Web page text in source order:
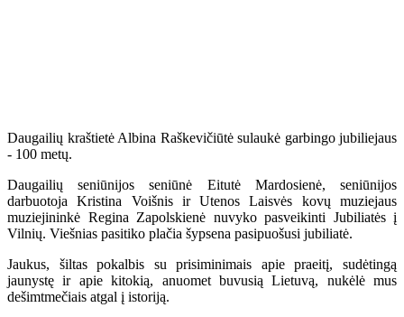
Daugailių kraštietė Albina Raškevičiūtė sulaukė garbingo jubiliejaus
- 100 metų.
Daugailių seniūnijos seniūnė Eitutė Mardosienė, seniūnijos
darbuotoja Kristina Voišnis ir Utenos Laisvės kovų muziejaus
muziejininkė Regina Zapolskienė nuvyko pasveikinti Jubiliatės į
Vilnių. Viešnias pasitiko plačia šypsena pasipuošusi jubiliatė.
Jaukus, šiltas pokalbis su prisiminimais apie praeitį, sudėtingą
jaunystę ir apie kitokią, anuomet buvusią Lietuvą, nukėlė mus
dešimtmečiais atgal į istoriją.